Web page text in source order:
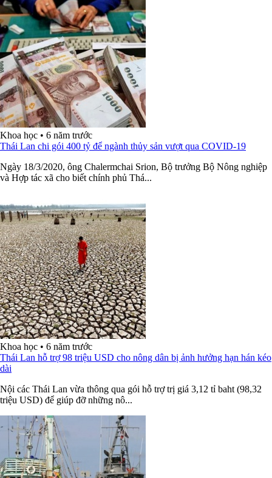
Khoa học • 6 năm trước
Thái Lan chi gói 400 tỷ để ngành thủy sản vượt qua COVID-19
Ngày 18/3/2020, ông Chalermchai Srion, Bộ trưởng Bộ Nông nghiệp
và Hợp tác xã cho biết chính phủ Thá...
Khoa học • 6 năm trước
Thái Lan hỗ trợ 98 triệu USD cho nông dân bị ảnh hưởng hạn hán kéo
dài
Nội các Thái Lan vừa thông qua gói hỗ trợ trị giá 3,12 tỉ baht (98,32
triệu USD) để giúp đỡ những nô...